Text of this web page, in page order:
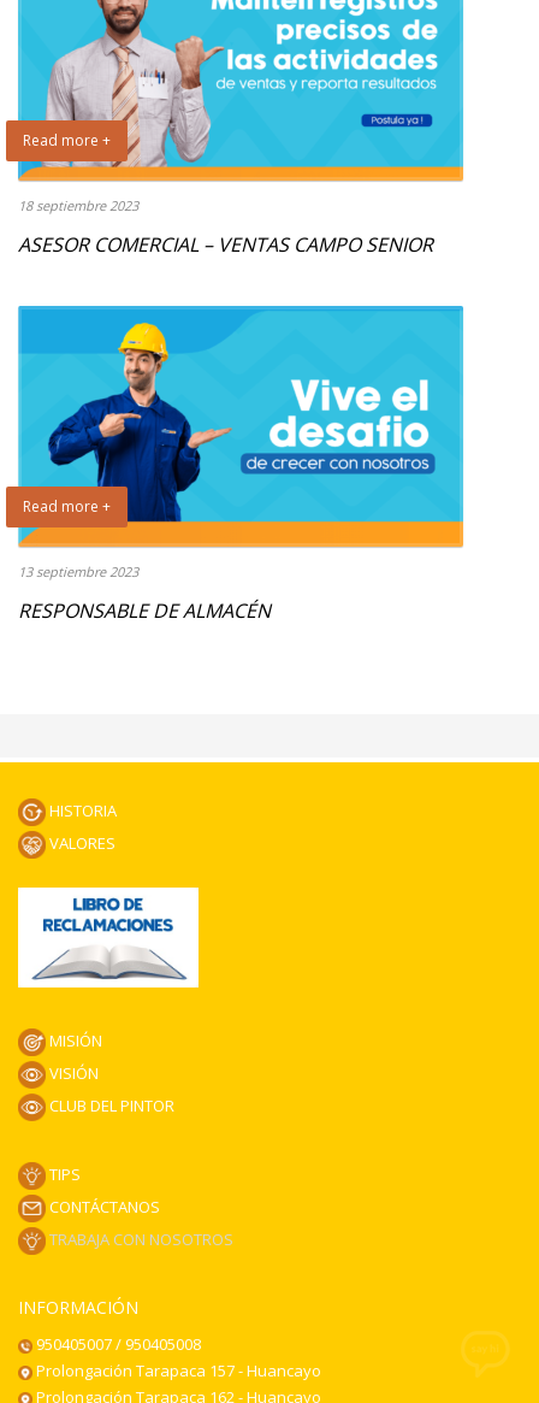
Read more +
18 septiembre 2023
ASESOR COMERCIAL – VENTAS CAMPO SENIOR
Read more +
13 septiembre 2023
RESPONSABLE DE ALMACÉN
HISTORIA
VALORES
MISIÓN
VISIÓN
CLUB DEL PINTOR
TIPS
CONTÁCTANOS
TRABAJA CON NOSOTROS
INFORMACIÓN
950405007 / 950405008
Prolongación Tarapaca 157 - Huancayo
Prolongación Tarapaca 162 - Huancayo